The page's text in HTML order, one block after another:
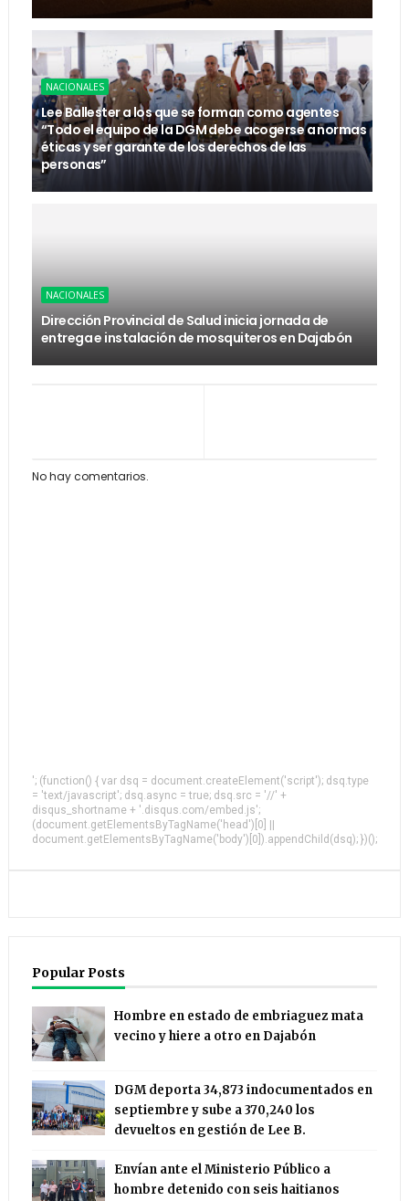
NACIONALES
Lee Ballester a los que se forman como agentes
“Todo el equipo de la DGM debe acogerse a normas
éticas y ser garante de los derechos de las
personas”
NACIONALES
Dirección Provincial de Salud inicia jornada de
entrega e instalación de mosquiteros en Dajabón
No hay comentarios.
'; (function() { var dsq = document.createElement('script'); dsq.type
= 'text/javascript'; dsq.async = true; dsq.src = '//' +
disqus_shortname + '.disqus.com/embed.js';
(document.getElementsByTagName('head')[0] ||
document.getElementsByTagName('body')[0]).appendChild(dsq); })();
Popular Posts
Hombre en estado de embriaguez mata
vecino y hiere a otro en Dajabón
DGM deporta 34,873 indocumentados en
septiembre y sube a 370,240 los
devueltos en gestión de Lee B.
Envían ante el Ministerio Público a
hombre detenido con seis haitianos